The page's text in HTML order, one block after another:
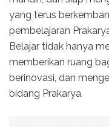
yang terus
pembelajaran
Belajar tidak hanya
memberikan ruang
berinovasi, dan
bidang Prakarya.